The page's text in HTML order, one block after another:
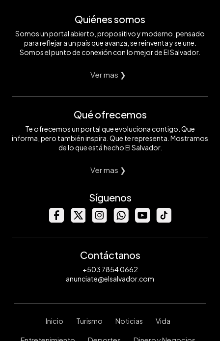
Quiénes somos
Somos un portal abierto, propositivo y moderno, pensado
para reflejar a un país que avanza, se reinventa y se une.
Somos el punto de conexión con lo mejor de El Salvador.
Ver mas ❯
Qué ofrecemos
Te ofrecemos un portal que evoluciona contigo. Que
informa, pero también inspira. Que te representa. Mostramos
de lo que está hecho El Salvador.
Ver mas ❯
Síguenos
Contáctanos
+503 7854 0662
anunciate@elsalvador.com
Inicio Turismo Noticias Vida